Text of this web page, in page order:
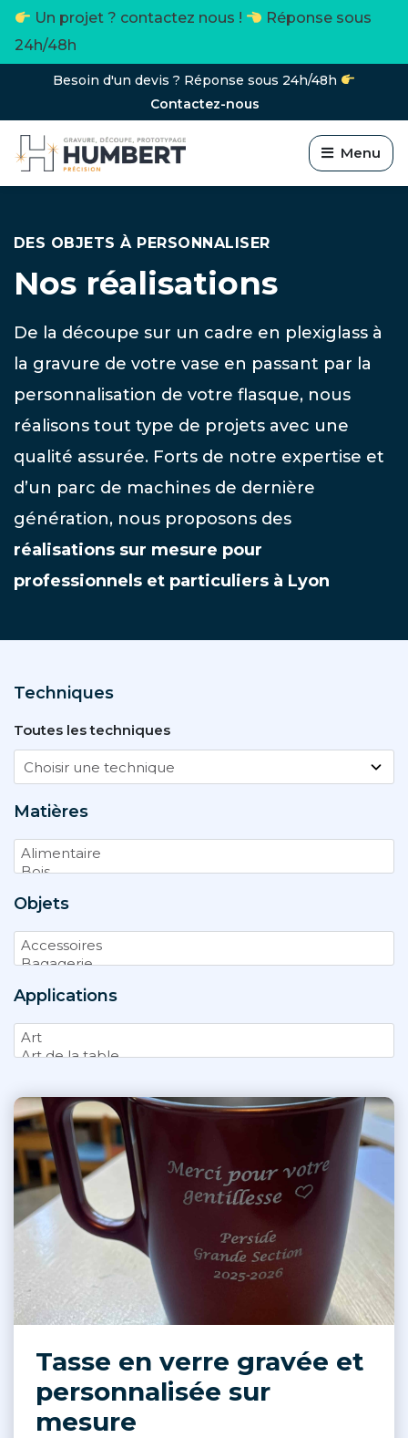
Un projet ? contactez nous !
Réponse sous
24h/48h
Besoin d'un devis ? Réponse sous 24h/48h
Contactez-nous
Menu
DES OBJETS À PERSONNALISER
Nos réalisations
De la découpe sur un cadre en plexiglass à
la gravure de votre vase en passant par la
personnalisation de votre flasque, nous
réalisons tout type de projets avec une
qualité assurée. Forts de notre expertise et
d’un parc de machines de dernière
génération, nous proposons des
réalisations sur mesure pour
professionnels et particuliers à Lyon
Techniques
Toutes les techniques
Matières
Objets
Applications
Tasse en verre gravée et
personnalisée sur
mesure